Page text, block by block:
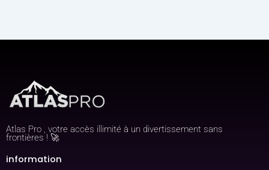
Atlas Pro , votre accès illimité à un divertissement sans
frontières ! 🚀
information